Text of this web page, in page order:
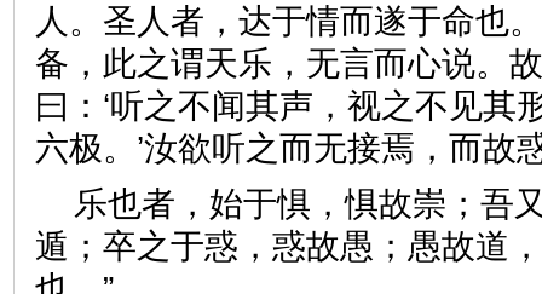
人。圣人者，达于情而遂于命也
备，此之谓天乐，无言而心说。
曰：‘听之不闻其声，视之不见其
六极。’汝欲听之而无接焉，
乐也者，始于惧，惧故崇；吾
遁；卒之于惑，惑故愚；愚故道